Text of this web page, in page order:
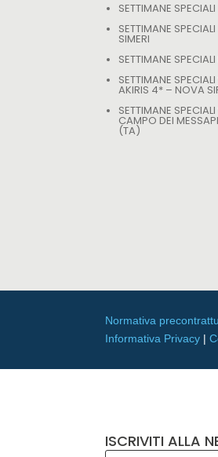
SETTIMANE
SETTIMANE
SIMERI
SETTIMANE
SETTIMANE
AKIRIS 4* – NOVA
SETTIMANE
CAMPO DEI
(TA)
Normativa
Informativa Privacy |
ISCRIVITI ALLA